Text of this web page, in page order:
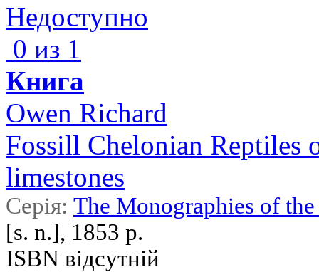
Недоступно
0 из 1
Книга
Owen Richard
Fossill Chelonian Reptiles
limestones
Серія: The Monographies of
[s. n.], 1853 р.
ISBN відсутній